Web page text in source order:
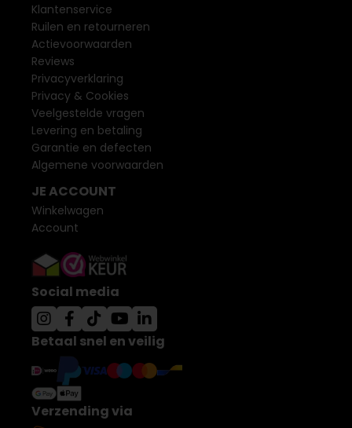
Klantenservice
Ruilen en retourneren
Actievoorwaarden
Reviews
Privacyverklaring
Privacy & Cookies
Veelgestelde vragen
Levering en betaling
Garantie en defecten
Algemene voorwaarden
JE ACCOUNT
Winkelwagen
Account
Social media
Betaal snel en veilig
Verzending via